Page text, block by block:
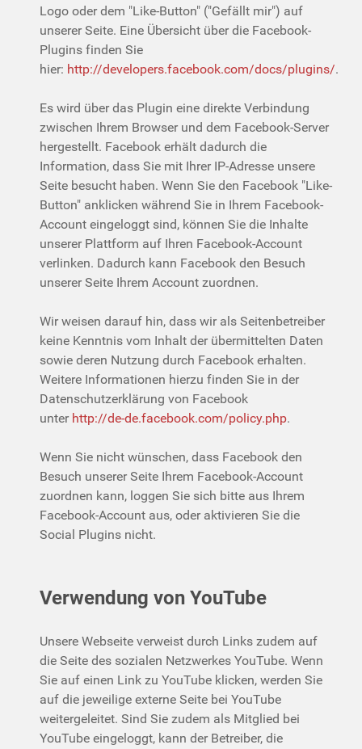
Logo oder dem "Like-Button" ("Gefällt mir") auf
unserer Seite. Eine Übersicht über die Facebook-
Plugins finden Sie
hier: http://developers.facebook.com/docs/plugins/.
Es wird über das Plugin eine direkte Verbindung
zwischen Ihrem Browser und dem Facebook-Server
hergestellt. Facebook erhält dadurch die
Information, dass Sie mit Ihrer IP-Adresse unsere
Seite besucht haben. Wenn Sie den Facebook "Like-
Button" anklicken während Sie in Ihrem Facebook-
Account eingeloggt sind, können Sie die Inhalte
unserer Plattform auf Ihren Facebook-Account
verlinken. Dadurch kann Facebook den Besuch
unserer Seite Ihrem Account zuordnen.
Wir weisen darauf hin, dass wir als Seitenbetreiber
keine Kenntnis vom Inhalt der übermittelten Daten
sowie deren Nutzung durch Facebook erhalten.
Weitere Informationen hierzu finden Sie in der
Datenschutzerklärung von Facebook
unter http://de-de.facebook.com/policy.php.
Wenn Sie nicht wünschen, dass Facebook den
Besuch unserer Seite Ihrem Facebook-Account
zuordnen kann, loggen Sie sich bitte aus Ihrem
Facebook-Account aus, oder aktivieren Sie die
Social Plugins nicht.
Verwendung von YouTube
Unsere Webseite verweist durch Links zudem auf
die Seite des sozialen Netzwerkes YouTube. Wenn
Sie auf einen Link zu YouTube klicken, werden Sie
auf die jeweilige externe Seite bei YouTube
weitergeleitet. Sind Sie zudem als Mitglied bei
YouTube eingeloggt, kann der Betreiber, die